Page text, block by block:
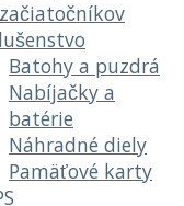
Batohy a puzdrá
Nabíjačky a
batérie
Náhradné diely
Pamäťové karty